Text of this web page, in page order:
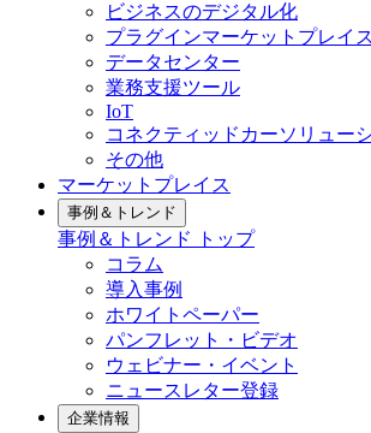
ビジネスのデジタル化
プラグインマーケットプレイス
データセンター
業務支援ツール
IoT
コネクティッドカーソリュー
その他
マーケットプレイス
事例＆トレンド
事例＆トレンド トップ
コラム
導入事例
ホワイトペーパー
パンフレット・ビデオ
ウェビナー・イベント
ニュースレター登録
企業情報